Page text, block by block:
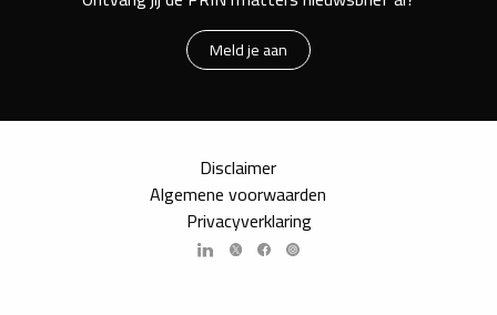
Meld je aan
Disclaimer
Algemene voorwaarden
Privacyverklaring